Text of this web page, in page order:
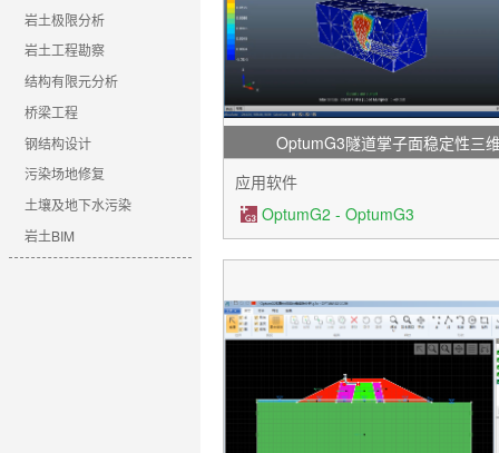
岩土极限分析
岩土工程勘察
结构有限元分析
桥梁工程
钢结构设计
污染场地修复
土壤及地下水污染
岩土BIM
OptumG3隧道掌子面稳定性三
应用软件
OptumG2 - OptumG3